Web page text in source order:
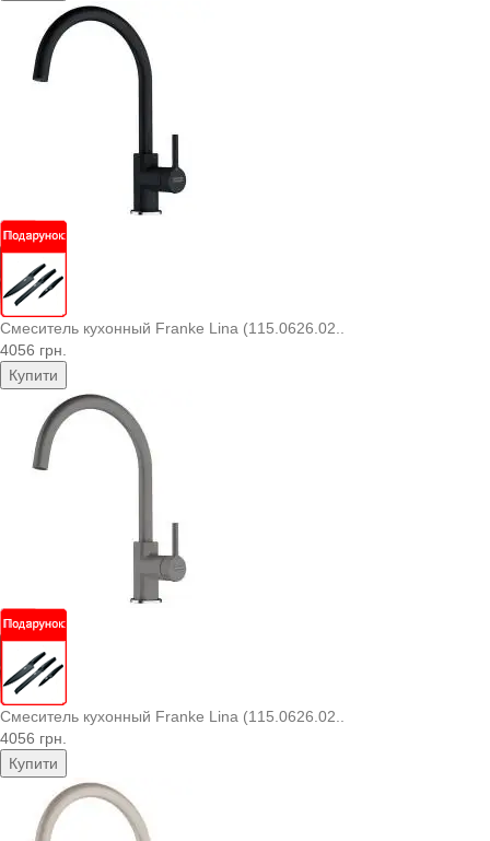
Смеситель кухонный Franke Lina (115.0626.02..
4056 грн.
Купити
Смеситель кухонный Franke Lina (115.0626.02..
4056 грн.
Купити